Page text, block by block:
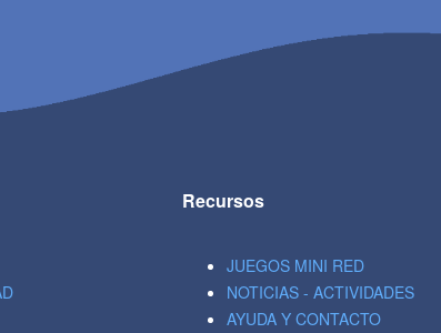
Recursos
JUEGOS MINI RED
NOTICIAS - ACTIVIDADES
AYUDA Y CONTACTO